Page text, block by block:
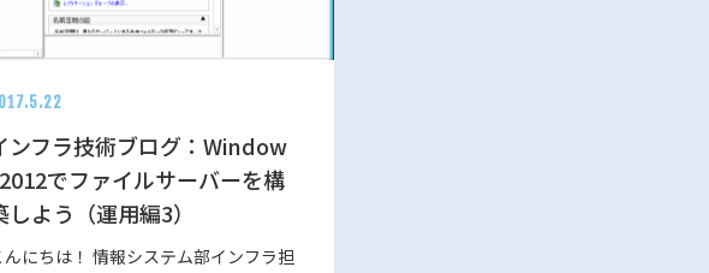
ンフラ技術ブログ：Window
でファイルサーバーを構
しよう（運用編3）
んにちは！ 情報システム部インフラ担